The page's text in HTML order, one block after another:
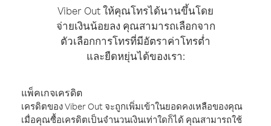
Viber Out ให้คุณโทรได้นานขึ้นโดย
จ่ายเงินน้อยลง คุณสามารถเลือกจาก
ตัวเลือกการโทรที่มีอัตราค่าโทรต่ำ
และยืดหยุ่นได้ของเรา:
แพ็คเกจเครดิต
เครดิตของ Viber Out จะถูกเพิ่มเข้าในยอดคงเหลือของคุณ
เมื่อคุณซื้อเครดิตเป็นจำนวนเงินเท่าใดก็ได้ คุณสามารถใช้